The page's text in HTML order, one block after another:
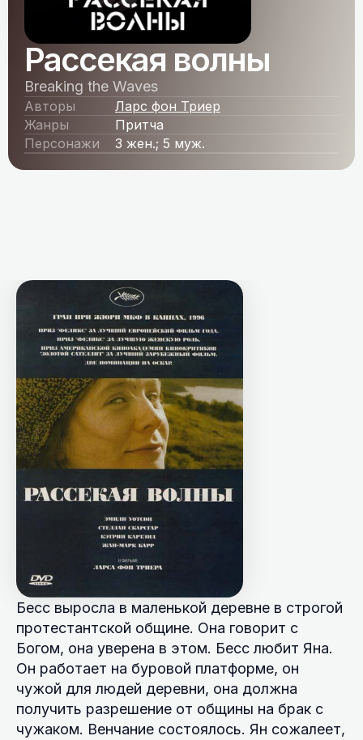
Рассекая волны
Breaking the Waves
Авторы
Ларс фон Триер
Жанры
Притча
Персонажи
3 жен.; 5 муж.
Бесс выросла в маленькой деревне в строгой
протестантской общине. Она говорит с
Богом, она уверена в этом. Бесс любит Яна.
Он работает на буровой платформе, он
чужой для людей деревни, она должна
получить разрешение от общины на брак с
чужаком. Венчание состоялось. Ян сожалеет,